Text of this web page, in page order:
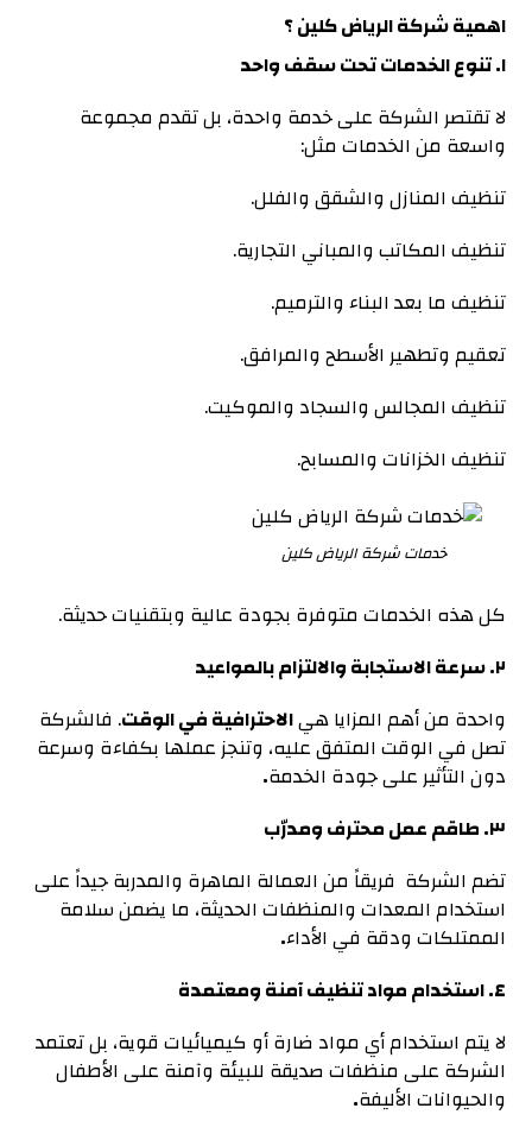
اهمية شركة الرياض كلين ؟
١. تنوع الخدمات تحت سقف واحد
لا تقتصر الشركة على خدمة واحدة، بل تقدم مجموعة
واسعة من الخدمات مثل:
تنظيف المنازل والشقق والفلل.
تنظيف المكاتب والمباني التجارية.
تنظيف ما بعد البناء والترميم.
تعقيم وتطهير الأسطح والمرافق.
تنظيف المجالس والسجاد والموكيت.
تنظيف الخزانات والمسابح.
خدمات شركة الرياض كلين
كل هذه الخدمات متوفرة بجودة عالية وبتقنيات حديثة.
٢. سرعة الاستجابة والالتزام بالمواعيد
واحدة من أهم المزايا هيالاحترافية في الوقت. فالشركة
تصل في الوقت المتفق عليه، وتنجز عملها بكفاءة وسرعة
دون التأثير على جودة الخدمة.
٣. طاقم عمل محترف ومدرّب
تضم الشركة فريقاً من العمالة الماهرة والمدربة جيداً على
استخدام المعدات والمنظفات الحديثة، ما يضمن سلامة
الممتلكات ودقة في الأداء.
٤. استخدام مواد تنظيف آمنة ومعتمدة
لا يتم استخدام أي مواد ضارة أو كيميائيات قوية، بل تعتمد
الشركة على منظفات صديقة للبيئة وآمنة على الأطفال
والحيوانات الأليفة.